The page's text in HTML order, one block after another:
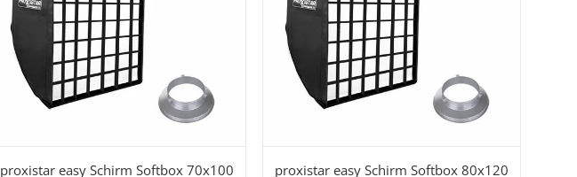
proxistar easy Schirm Softbox 70x100
proxistar easy Schirm Softbox 80x120